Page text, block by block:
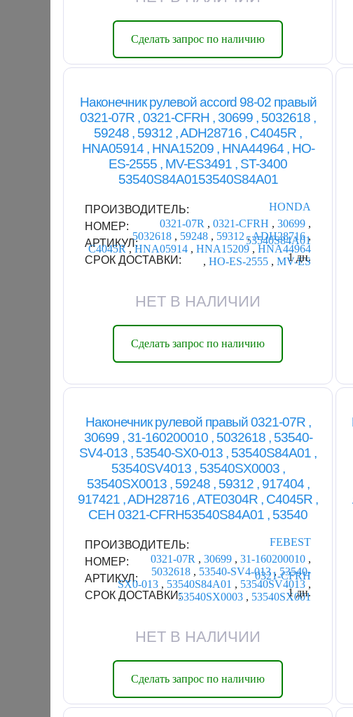
Сделать запрос по наличию
Наконечник рулевой accord 98-02 правый
0321-07R , 0321-CFRH , 30699 , 5032618 ,
59248 , 59312 , ADH28716 , C4045R ,
HNA05914 , HNA15209 , HNA44964 , HO-
ES-2555 , MV-ES3491 , ST-3400
53540S84A0153540S84A01
ПРОИЗВОДИТЕЛЬ:
HONDA
НОМЕР:
0321-07R ,0321-CFRH ,30699 ,
5032618 , 59248 , 59312,ADH28716,
C4045R,HNA05914 ,HNA15209 ,HNA44964
,HO-ES-2555 ,MV-ES
АРТИКУЛ:
53540S84A01
СРОК ДОСТАВКИ:
1 дн.
НЕТ В НАЛИЧИИ
Сделать запрос по наличию
Наконечник рулевой правый 0321-07R ,
30699 , 31-160200010 , 5032618 , 53540-
SV4-013 , 53540-SX0-013 , 53540S84A01 ,
53540SV4013 , 53540SX0003 ,
53540SX0013 , 59248 , 59312 , 917404 ,
917421 , ADH28716 , ATE0304R , C4045R ,
CEH 0321-CFRH53540S84A01 , 53540
ПРОИЗВОДИТЕЛЬ:
FEBEST
НОМЕР:
0321-07R ,30699 ,31-160200010 ,
5032618 , 53540-SV4-013, 53540-
SX0-013 , 53540S84A01 , 53540SV4013 ,
53540SX0003 , 53540SX001
АРТИКУЛ:
0321-CFRH
СРОК ДОСТАВКИ:
1 дн.
НЕТ В НАЛИЧИИ
Сделать запрос по наличию